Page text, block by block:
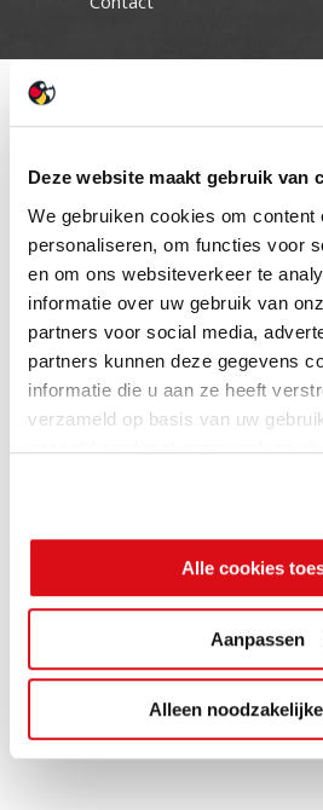
Deze website maakt gebruik van
We gebruiken cookies om content
personaliseren, om functies voor
en om ons websiteverkeer te
informatie over uw gebruik van
partners voor social media,
partners kunnen deze gegevens
informatie die u aan ze heeft
verzameld op basis van uw
gaat akkoord met onze cookies
Alle cookies
Aanpassen
Alleen